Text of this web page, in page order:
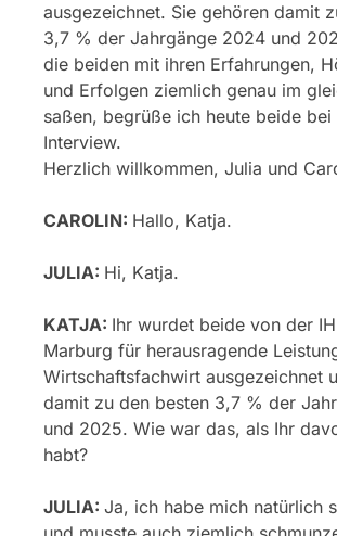
ausgezeichnet. Sie gehören damit
3,7 % der Jahrgänge 2024 und
die beiden mit ihren Erfahrungen,
und Erfolgen ziemlich genau im
saßen, begrüße ich heute beide bei
Interview.
Herzlich willkommen, Julia und
CAROLIN: Hallo, Katja.
JULIA: Hi, Katja.
KATJA: Ihr wurdet beide von der
Marburg für herausragende
Wirtschaftsfachwirt ausgezeichnet
damit zu den besten 3,7 % der
und 2025. Wie war das, als Ihr
habt?
JULIA: Ja, ich habe mich natürlich